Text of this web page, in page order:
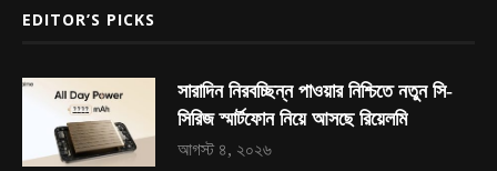
EDITOR’S PICKS
সারাদিন নিরবচ্ছিন্ন পাওয়ার নিশ্চিতে নতুন সি-
সিরিজ স্মার্টফোন নিয়ে আসছে রিয়েলমি
আগস্ট ৪, ২০২৬